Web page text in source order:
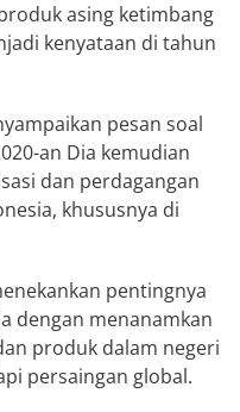
asing ketimbang
kenyataan di tahun
pesan soal
an Dia kemudian
dan perdagangan
khususnya di
pentingnya
dengan menanamkan
produk dalam negeri
persaingan global.